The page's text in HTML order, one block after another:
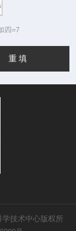
四=7
技术中心版权所